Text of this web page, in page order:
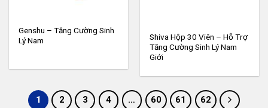
Genshu – Tăng Cường Sinh
Lý Nam
Shiva Hộp 30 Viên – Hỗ Trợ
Tăng Cường Sinh Lý Nam
Giới
1 2 3 4 … 60 61 62